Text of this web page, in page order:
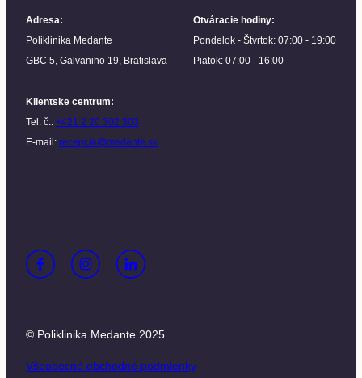
Adresa:
Poliklinika Medante
GBC 5, Galvaniho 19, Bratislava
Otváracie hodiny:
Pondelok - Štvrtok: 07:00 - 19:00
Piatok: 07:00 - 16:00
Klientske centrum:
Tel. č.: +421 2 20 302 303
E-mail: recepcia@medante.sk
© Poliklinika Medante 2025
Všeobecné obchodné podmienky